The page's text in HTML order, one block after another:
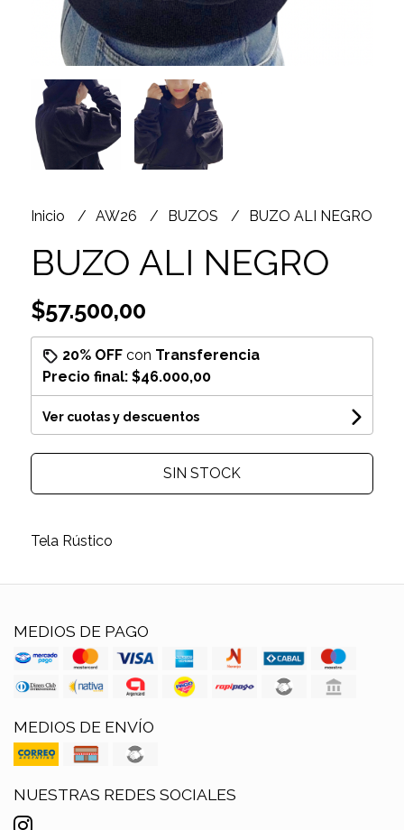
Inicio AW26 BUZOS BUZO ALI NEGRO
BUZO ALI NEGRO
$57.500,00
20% OFFcon Transferencia
Precio final: $46.000,00
Ver cuotas y descuentos
SIN STOCK
Tela Rústico
MEDIOS DE PAGO
MEDIOS DE ENVÍO
NUESTRAS REDES SOCIALES